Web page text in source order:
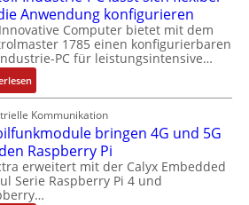
Anwendung konfigurieren
Computer bietet mit dem
1785 einen konfigurierbaren
PC für leistungsintensive…
:
1
9
-
Z
o
l
l
Kommunikation
bringen 4G und 5G
Raspberry Pi
erweitert mit der Calyx Embedded
Serie Raspberry Pi 4 und